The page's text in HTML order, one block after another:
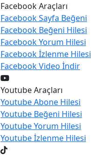
Facebook Araçları
FacebookSayfa Beğeni
Facebook Beğeni Hilesi
FacebookYorum Hilesi
Facebookİzlenme Hilesi
FacebookVideo İndir
Youtube Araçları
YoutubeAbone Hilesi
Youtube Beğeni Hilesi
YoutubeYorum Hilesi
Youtubeİzlenme Hilesi